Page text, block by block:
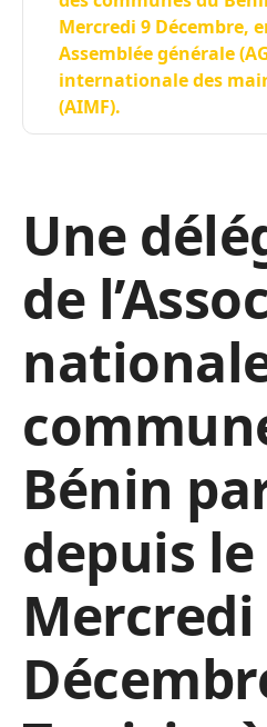
Mercredi 9 Décembre,
Assemblée générale
internationale des
(AIMF).
Une
de
Bénin
depuis le
Mercredi